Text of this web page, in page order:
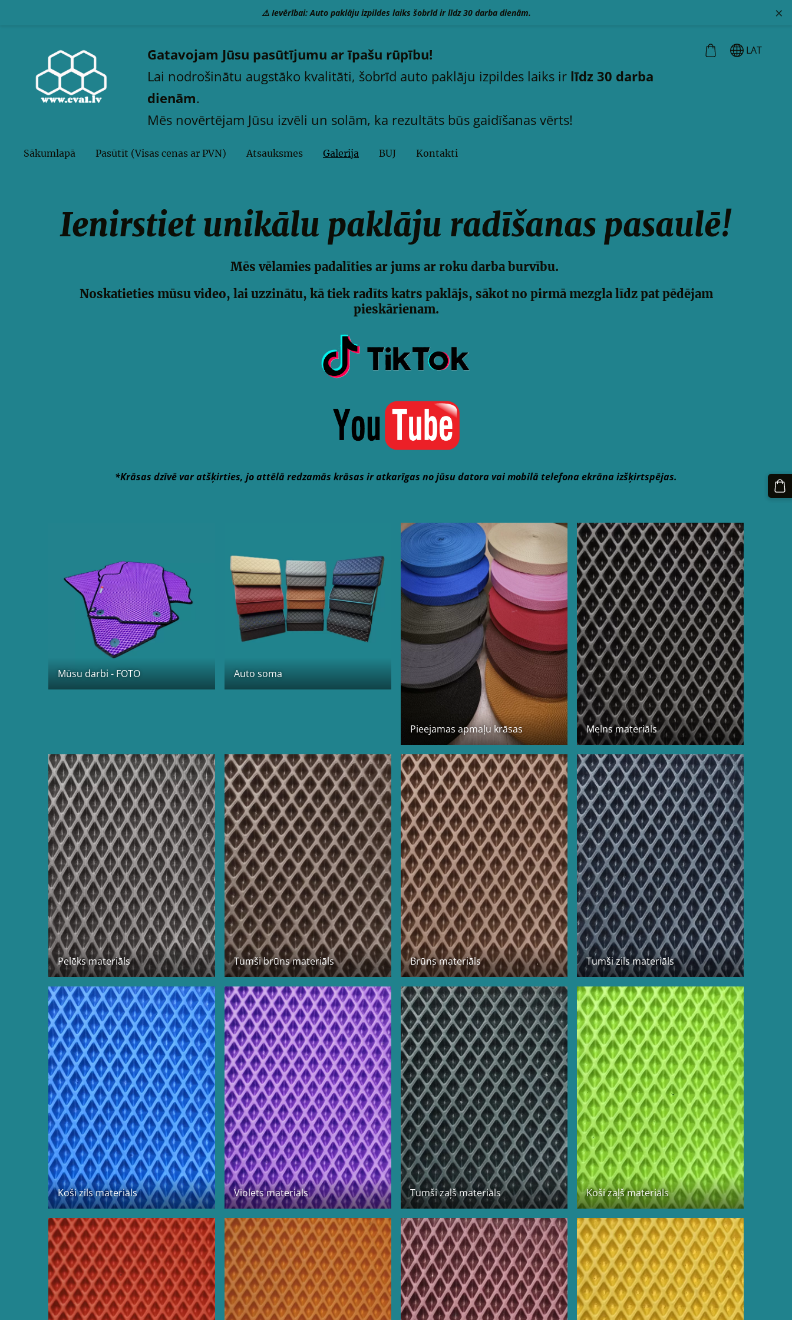
⚠️ Ievērībai: Auto paklāju izpildes laiks šobrīd ir līdz 30 darba dienām. ×
Gatavojam Jūsu pasūtījumu ar īpašu rūpību!
Lai nodrošinātu augstāko kvalitāti, šobrīd auto paklāju izpildes laiks ir līdz 30 darba
dienām.
Mēs novērtējam Jūsu izvēli un solām, ka rezultāts būs gaidīšanas vērts!
Sākumlapā Pasūtīt (Visas cenas ar PVN) Atsauksmes Galerija BUJ Kontakti
LAT
Ienirstiet unikālu paklāju radīšanas pasaulē!
Mēs vēlamies padalīties ar jums ar roku darba burvību.
Noskatieties mūsu video, lai uzzinātu, kā tiek radīts katrs paklājs, sākot no pirmā mezgla līdz pat pēdējam
pieskārienam.
*Krāsas dzīvē var atšķirties, jo attēlā redzamās krāsas ir atkarīgas no jūsu datora vai mobilā telefona ekrāna izšķirtspējas.
Mūsu darbi - FOTO Auto soma
Pieejamas apmaļu krāsas Melns materiāls
Pelēks materiāls Tumši brūns materiāls Brūns materiāls Tumši zils materiāls
Koši zils materiāls Violets materiāls Tumši zaļš materiāls Koši zaļš materiāls